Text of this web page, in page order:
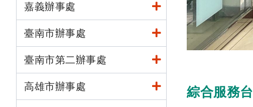
嘉義辦事處
臺南市辦事處
臺南市第二辦事處
高雄市辦事處 綜合服務台